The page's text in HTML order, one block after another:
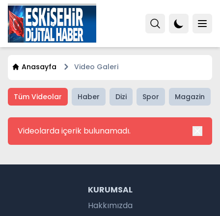
Anasayfa Video Galeri
Tüm Videolar Haber Dizi Spor Magazin
Videolarda içerik bulunamadı.
KURUMSAL
Hakkımızda